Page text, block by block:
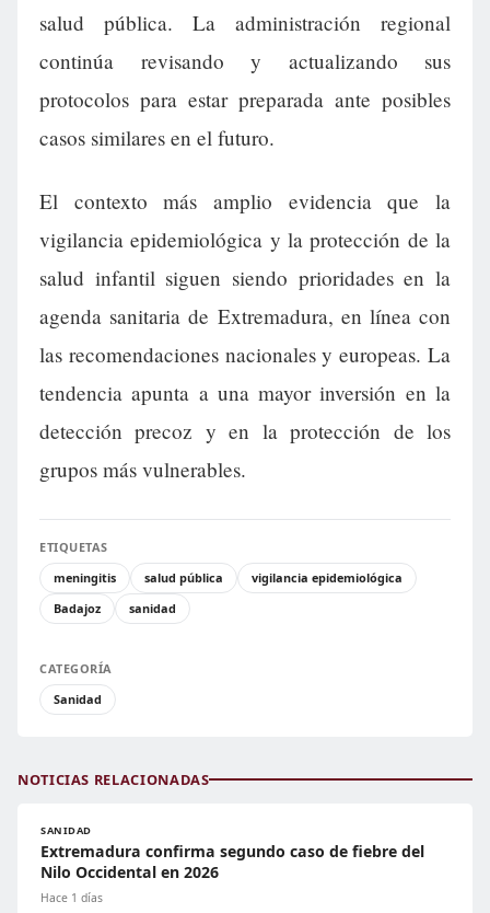
salud pública. La administración regional
continúa revisando y actualizando sus
protocolos para estar preparada ante posibles
casos similares en el futuro.
El contexto más amplio evidencia que la
vigilancia epidemiológica y la protección de la
salud infantil siguen siendo prioridades en la
agenda sanitaria de Extremadura, en línea con
las recomendaciones nacionales y europeas. La
tendencia apunta a una mayor inversión en la
detección precoz y en la protección de los
grupos más vulnerables.
ETIQUETAS
meningitis
salud pública
vigilancia epidemiológica
Badajoz
sanidad
CATEGORÍA
Sanidad
NOTICIAS RELACIONADAS
SANIDAD
Extremadura confirma segundo caso de fiebre del
Nilo Occidental en 2026
Hace 1 días